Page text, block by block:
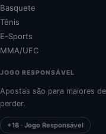
Basquete
Tênis
E-Sports
MMA/UFC
JOGO RESPONSÁVEL
Apostas são para maiores
perder.
+18 · Jogo Responsável